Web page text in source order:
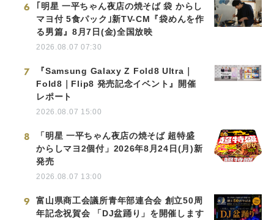
6
｢明星 一平ちゃん夜店の焼そば 袋 からし
マヨ付 5食パック｣新TV-CM『袋めんを作
る男篇』8月7日(金)全国放映
2026.08.07 07:30
7
『Samsung Galaxy Z Fold8 Ultra｜
Fold8｜Flip8 発売記念イベント』開催
レポート
2026.08.07 15:00
8
「明星 一平ちゃん夜店の焼そば 超特盛
からしマヨ2個付」2026年8月24日(月)新
発売
2026.08.07 13:00
9
富山県商工会議所青年部連合会 創立50周
年記念祝賀会 「DJ盆踊り」を開催します